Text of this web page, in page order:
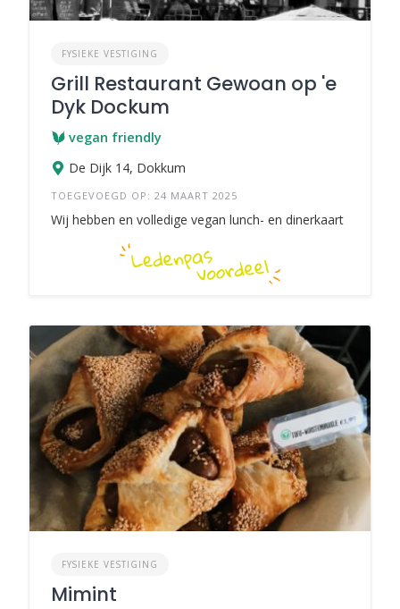
FYSIEKE VESTIGING
Grill Restaurant Gewoan op 'e
Dyk Dockum
vegan friendly
De Dijk 14, Dokkum
TOEGEVOEGD OP: 24 MAART 2025
Wij hebben en volledige vegan lunch- en dinerkaart
FYSIEKE VESTIGING
Mimint